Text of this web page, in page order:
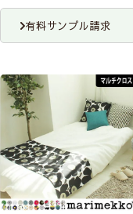
有料サンプル請求